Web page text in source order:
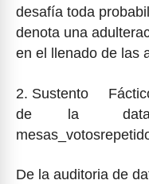
desafía toda
denota una
en el llenado de las
2. Sustento
de la data
De la auditoria de